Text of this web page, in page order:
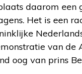
daarom een
Het is een
van
oog van prins